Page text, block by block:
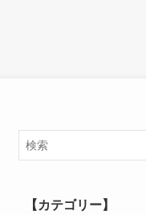
【カテゴリー】